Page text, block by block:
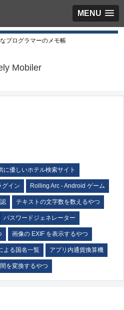
MENU
プログラマーのメモ帳
Mobiler
に優しいホテル検索サイト
イン Rolling Arc - Android ゲーム
テキストの文字数を数えるやつ
パスワードジェネレーター
画像の EXIF を表示するやつ
よる国名一覧 アプリ内通貨換算機
を変換するやつ